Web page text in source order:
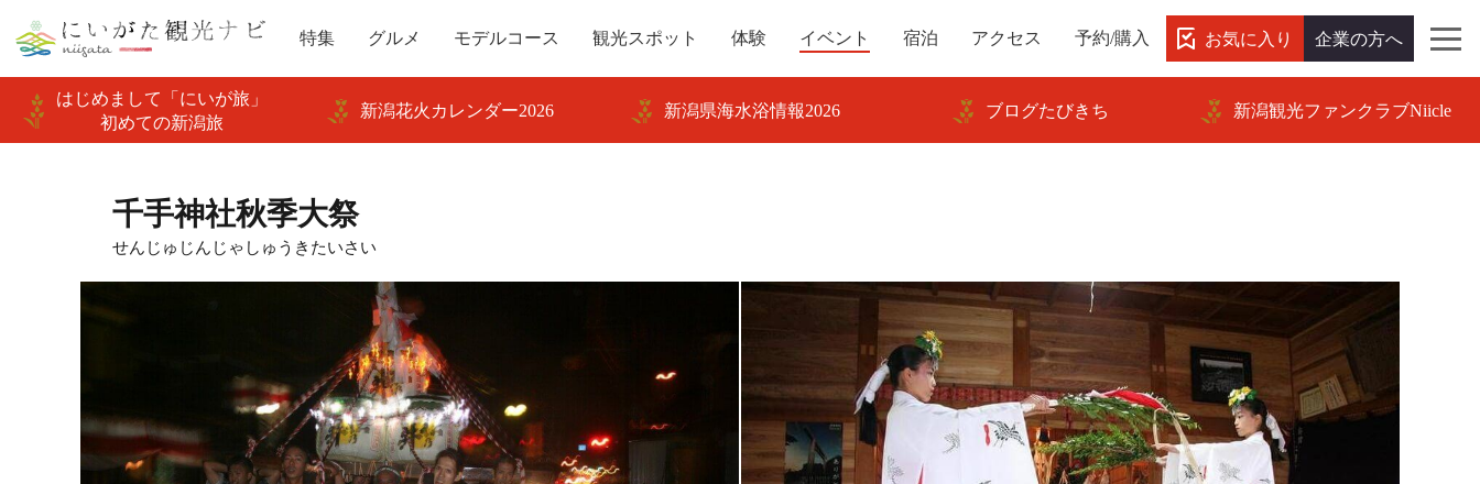
特集 グルメ モデルコース 観光スポット 体験 イベント 宿泊 アクセス 予約/購入 お気に入り 企業の方へ
はじめまして「にいが旅」
初めての新潟旅
新潟花火カレンダー2026 新潟県海水浴情報2026 ブログたびきち 新潟観光ファンクラブNiicle
千手神社秋季大祭
せんじゅじんじゃしゅうきたいさい